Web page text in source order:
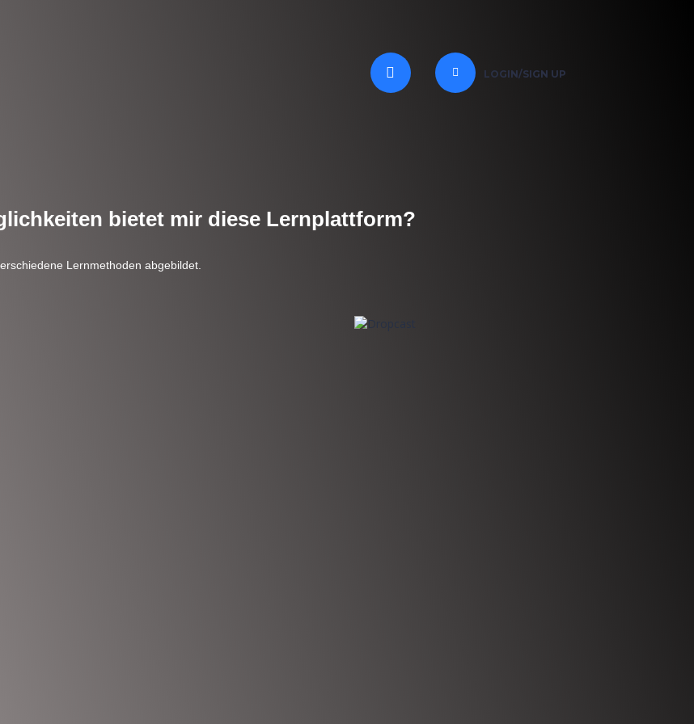
LOGIN/SIGN UP
bietet mir diese Lernplattform?
Lernmethoden abgebildet.